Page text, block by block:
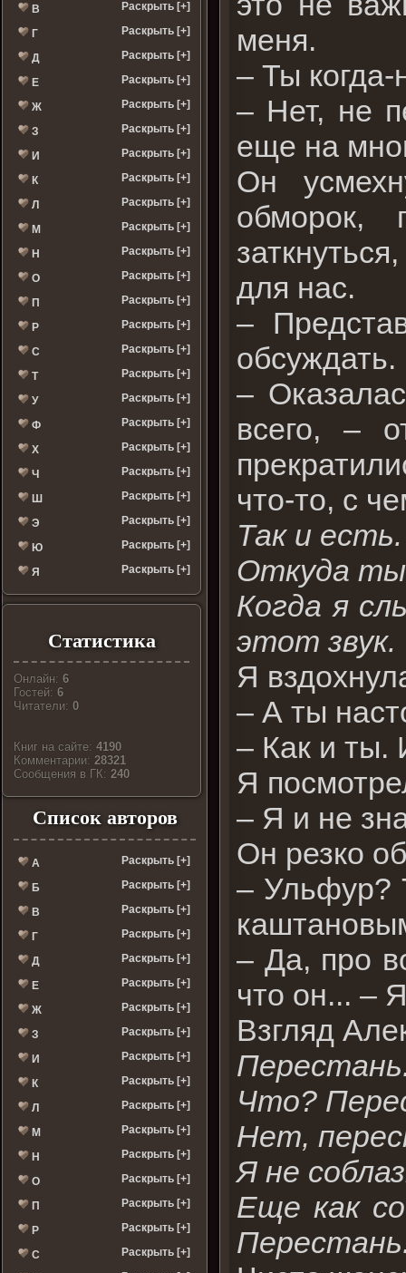
В Раскрыть [+]
Г Раскрыть [+]
Д Раскрыть [+]
Е Раскрыть [+]
Ж Раскрыть [+]
З Раскрыть [+]
И Раскрыть [+]
К Раскрыть [+]
Л Раскрыть [+]
М Раскрыть [+]
Н Раскрыть [+]
О Раскрыть [+]
П Раскрыть [+]
Р Раскрыть [+]
С Раскрыть [+]
Т Раскрыть [+]
У Раскрыть [+]
Ф Раскрыть [+]
Х Раскрыть [+]
Ч Раскрыть [+]
Ш Раскрыть [+]
Э Раскрыть [+]
Ю Раскрыть [+]
Я Раскрыть [+]
Статистика
Онлайн:6
Гостей:6
Читатели:0
Книг на сайте:4190
Комментарии:28321
Cообщения в ГК:240
Список авторов
А Раскрыть [+]
Б Раскрыть [+]
В Раскрыть [+]
Г Раскрыть [+]
Д Раскрыть [+]
Е Раскрыть [+]
Ж Раскрыть [+]
З Раскрыть [+]
И Раскрыть [+]
К Раскрыть [+]
Л Раскрыть [+]
М Раскрыть [+]
Н Раскрыть [+]
О Раскрыть [+]
П Раскрыть [+]
Р Раскрыть [+]
С Раскрыть [+]
меня.
– Ты
– Нет, не
еще на
Он
обморок,
для нас.
–
обсуждать.
–
всего, –
что-то, с
Так и
Откуда ты
Когда я
этот
Я
– А ты
– Как и ты.
Я
– Я и не
Он резко
– Ульфур?
– Да, про
что он... –
Взгляд
Что?
Нет,
Я не
Еще как